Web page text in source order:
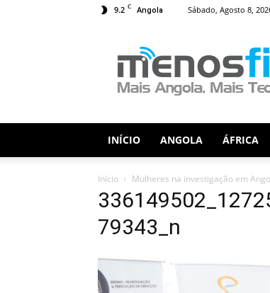
9.2 C Angola Sábado, Agosto 8,
Fios
INÍCIO ANGOLA ÁFRICA
Início Mulheres na investigação em
79343_n